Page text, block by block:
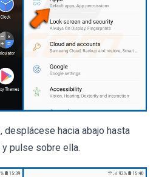
desplácese hacia abajo hasta
y pulse sobre ella.